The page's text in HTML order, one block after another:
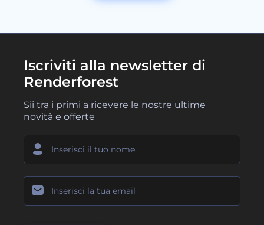
Iscriviti alla newsletter di
Renderforest
Sii tra i primi a ricevere le nostre ultime
novità e offerte